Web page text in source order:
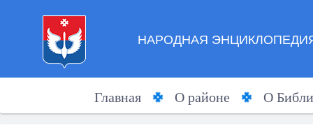
НАРОДНАЯ
Главная О районе О